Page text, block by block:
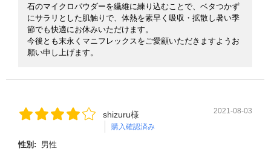
石のマイクロパウダーを繊維に練り込むことで、ベタつかず
にサラリとした肌触りで、体熱を素早く吸収・拡散し暑い季
節でも快適にお休みいただけます。
今後とも末永くマニフレックスをご愛顧いただきますようお
願い申し上げます。
shizuru様
購入確認済み
2021-08-03
性別: 男性